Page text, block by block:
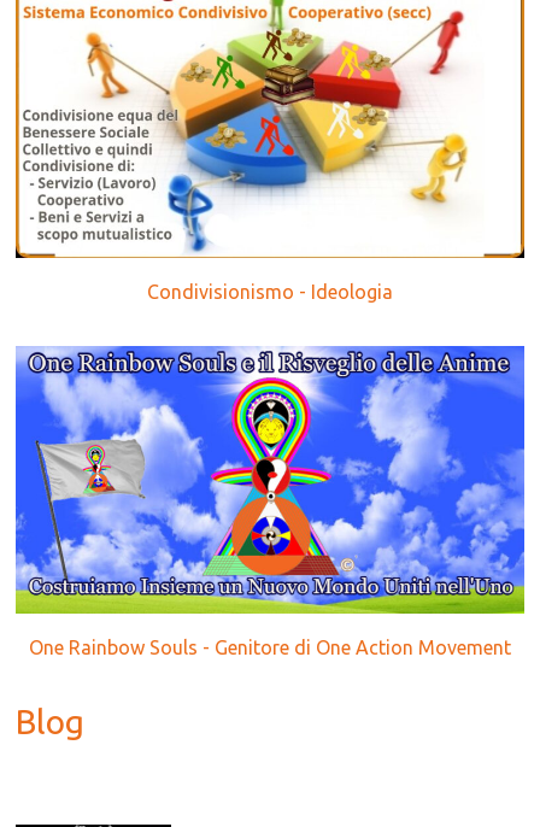
Condivisionismo - Ideologia
One Rainbow Souls - Genitore di One Action Movement
Blog